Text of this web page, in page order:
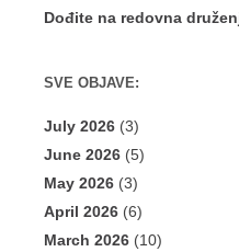
Dođite na redovna
SVE OBJAVE:
July 2026 (3)
June 2026 (5)
May 2026 (3)
April 2026 (6)
March 2026 (10)